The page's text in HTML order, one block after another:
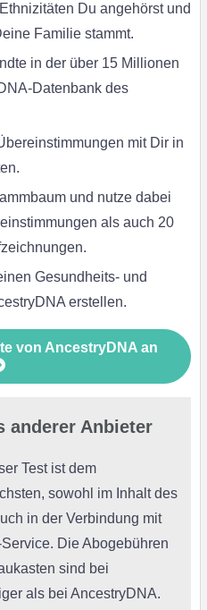
Du angehörst und
Familie stammt.
in der über 15 Millionen
Datenbank des
mit Dir in
und nutze dabei
als auch 20
Gesundheits- und
erstellen.
von AncestryDNA an
anderer Anbieter
Test ist dem
sowohl im Inhalt des
in der Verbindung mit
Die Abogebühren
sind bei
als bei AncestryDNA.